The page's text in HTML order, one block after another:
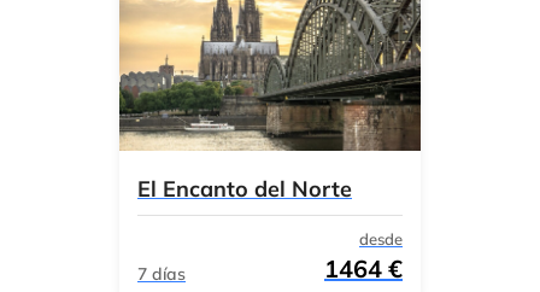
El Encanto del Norte
7 días
desde
1464 €